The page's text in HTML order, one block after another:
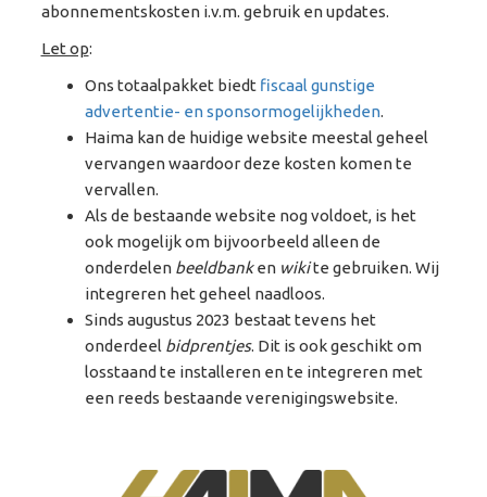
abonnementskosten i.v.m. gebruik en updates.
Let op:
Ons totaalpakket biedt fiscaal gunstige
advertentie- en sponsormogelijkheden.
Haima kan de huidige website meestal geheel
vervangen waardoor deze kosten komen te
vervallen.
Als de bestaande website nog voldoet, is het
ook mogelijk om bijvoorbeeld alleen de
onderdelen beeldbanken wikite gebruiken. Wij
integreren het geheel naadloos.
Sinds augustus 2023 bestaat tevens het
onderdeel bidprentjes. Dit is ook geschikt om
losstaand te installeren en te integreren met
een reeds bestaande verenigingswebsite.